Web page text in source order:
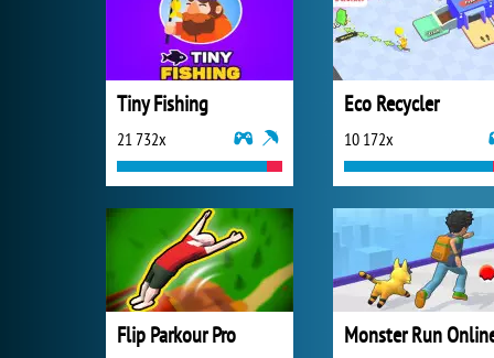
Tiny Fishing
21 732x
Eco Recycler
10 172x
Flip Parkour Pro Monster Run